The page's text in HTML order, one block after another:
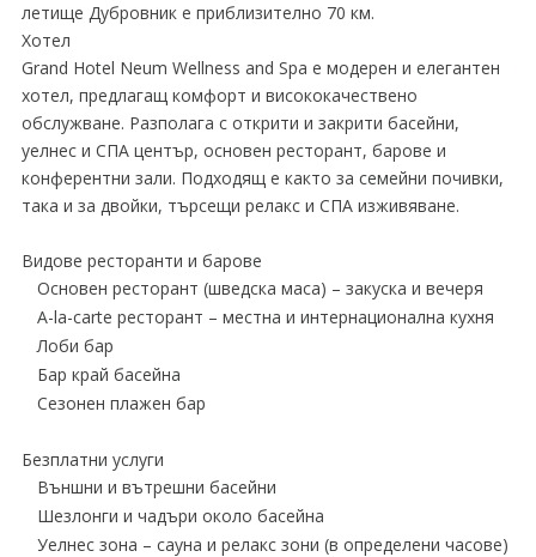
летище Дубровник е приблизително 70 км.
Хотел
Grand Hotel Neum Wellness and Spa е модерен и елегантен
хотел, предлагащ комфорт и висококачествено
обслужване. Разполага с открити и закрити басейни,
уелнес и СПА център, основен ресторант, барове и
конферентни зали. Подходящ е както за семейни почивки,
така и за двойки, търсещи релакс и СПА изживяване.
Видове ресторанти и барове
Основен ресторант (шведска маса) – закуска и вечеря
A-la-carte ресторант – местна и интернационална кухня
Лоби бар
Бар край басейна
Сезонен плажен бар
Безплатни услуги
Външни и вътрешни басейни
Шезлонги и чадъри около басейна
Уелнес зона – сауна и релакс зони (в определени часове)